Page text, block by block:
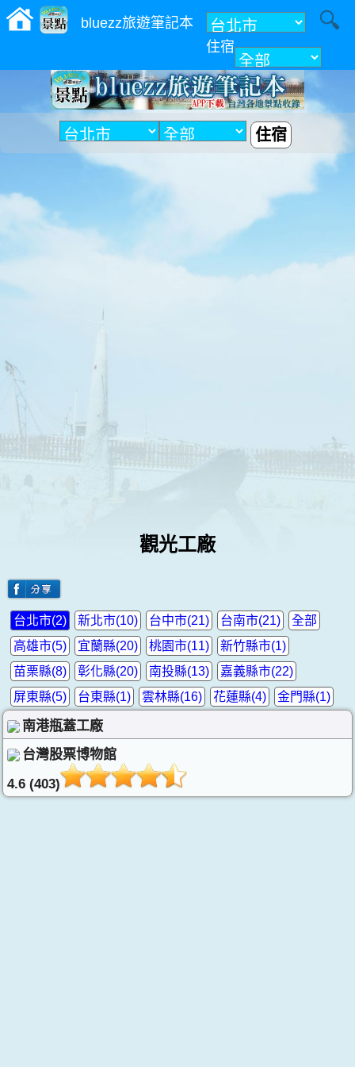
bluezz旅遊筆記本
住宿
附近
住宿
觀光工廠
全部
台北市(2) 新北市(10) 台中市(21)
台南市(21)
高雄市(5)
宜蘭縣(20) 桃園市(11)
新竹縣市(1)
苗栗縣(8)
彰化縣(20) 南投縣(13)
嘉義縣市(22)
屏東縣(5)
台東縣(1) 雲林縣(16) 花蓮縣(4) 金門縣(1)
南港瓶蓋工廠
台灣股票博物館
4.6 (403)